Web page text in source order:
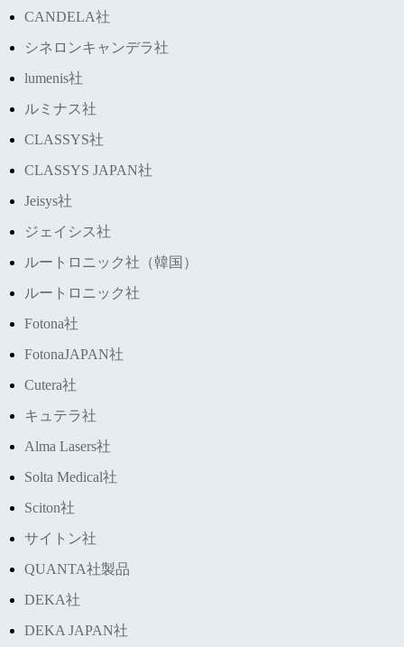
CANDELA社
シネロンキャンデラ社
lumenis社
ルミナス社
CLASSYS社
CLASSYS JAPAN社
Jeisys社
ジェイシス社
ルートロニック社（韓国）
ルートロニック社
Fotona社
FotonaJAPAN社
Cutera社
キュテラ社
Alma Lasers社
Solta Medical社
Sciton社
サイトン社
QUANTA社製品
DEKA社
DEKA JAPAN社